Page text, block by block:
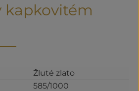
kapkovitém
Žluté zlato
585/1000